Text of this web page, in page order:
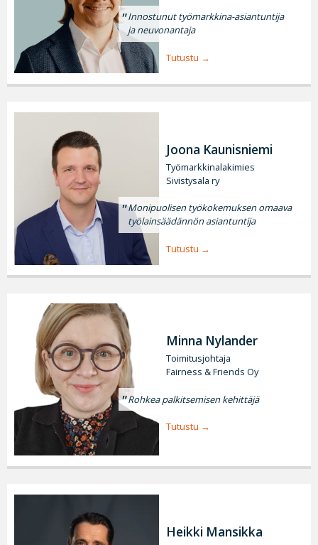
Innostunut työmarkkina-asiantuntija
ja neuvonantaja
Tutustu
Joona Kaunisniemi
Työmarkkinalakimies
Sivistysala ry
Monipuolisen työkokemuksen omaava
työlainsäädännön asiantuntija
Tutustu
Minna Nylander
Toimitusjohtaja
Fairness & Friends Oy
Rohkea palkitsemisen kehittäjä
Tutustu
Heikki Mansikka